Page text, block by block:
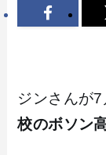
ジンさんが
校のボソン